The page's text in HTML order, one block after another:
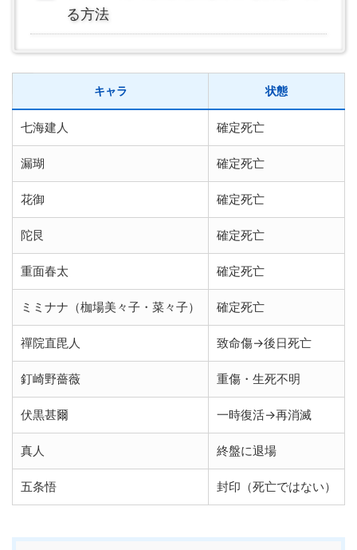
る方法
キャラ 状態
七海建人 確定死亡
漏瑚 確定死亡
花御 確定死亡
陀艮 確定死亡
重面春太 確定死亡
ミミナナ（枷場美々子・菜々子） 確定死亡
禪院直毘人 致命傷→後日死亡
釘崎野薔薇 重傷・生死不明
伏黒甚爾 一時復活→再消滅
真人 終盤に退場
五条悟 封印（死亡ではない）